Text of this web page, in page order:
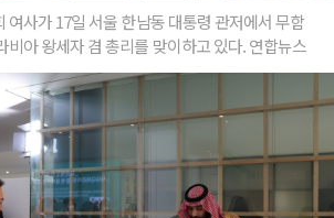
여사가 17일 서울 한남동 대통령 관저에서 무함
비아 왕세자 겸 총리를 맞이하고 있다. 연합뉴스